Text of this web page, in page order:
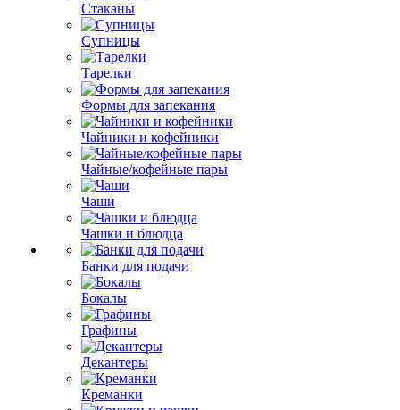
Стаканы
Супницы
Тарелки
Формы для запекания
Чайники и кофейники
Чайные/кофейные пары
Чаши
Чашки и блюдца
Банки для подачи
Бокалы
Графины
Декантеры
Креманки